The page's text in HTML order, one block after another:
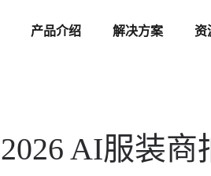
产品介绍 解决方案 资
2026 AI服装商